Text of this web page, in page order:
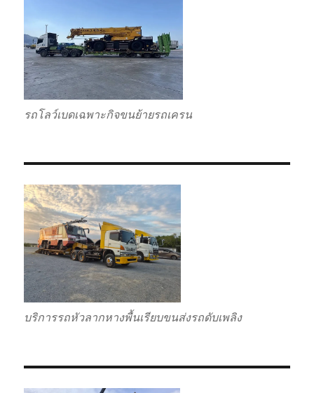
รถโลว์เบดเฉพาะกิจขนย้ายรถเครน
บริการรถหัวลากหางพื้นเรียบขนส่งรถดับเพลิง